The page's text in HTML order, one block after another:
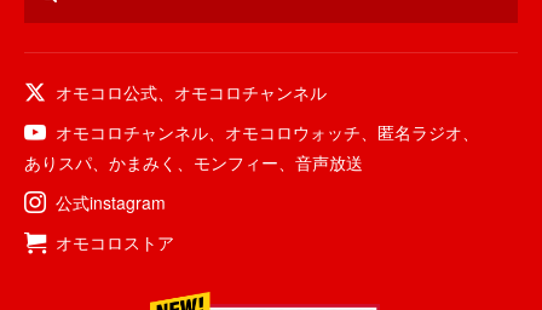
オモコロ公式
オモコロチャンネル
オモコロチャンネル
オモコロウォッチ 匿名ラジオ
ありスパ
かまみく モンフィー
音声放送
公式instagram
オモコロストア